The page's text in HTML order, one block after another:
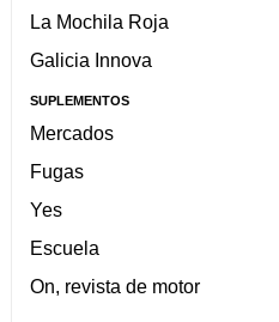
La Mochila Roja
Galicia Innova
SUPLEMENTOS
Mercados
Fugas
Yes
Escuela
On, revista de motor